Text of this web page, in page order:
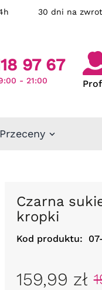
w 24h 30 dni na
97 67
- 21:00
Przeceny
Czarna sukienka mieniące
kropki
Kod produktu:
159,99 zł